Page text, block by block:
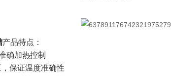
产品特点：
确加热控制
保证温度准确性